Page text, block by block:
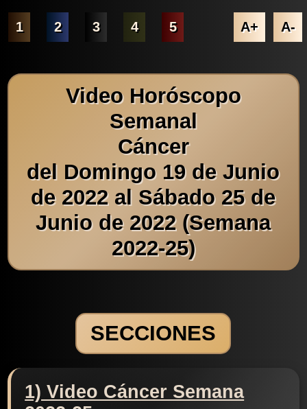
1 2 3 4 5 A+ A-
Video Horóscopo
Semanal
Cáncer
del Domingo 19 de Junio
de 2022 al Sábado 25 de
Junio de 2022 (Semana
2022-25)
SECCIONES
1) Video Cáncer Semana